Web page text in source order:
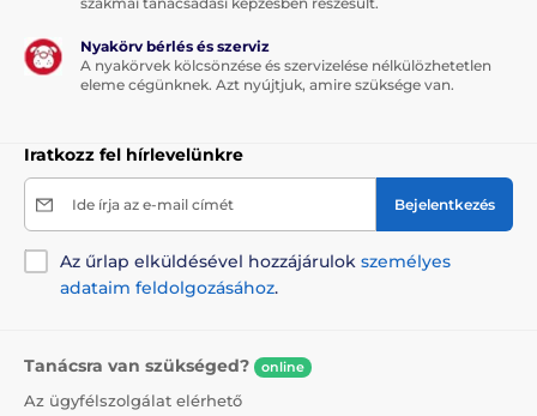
Nyakörv bérlés és szerviz
A nyakörvek kölcsönzése és szervizelése nélkülözhetetlen
eleme cégünknek. Azt nyújtjuk, amire szüksége van.
Iratkozz fel hírlevelünkre
Ide írja az e-mail címét Bejelentkezés
Az űrlap elküldésével hozzájárulok személyes
adataim feldolgozásához.
Tanácsra van szükséged? online
Az ügyfélszolgálat elérhető